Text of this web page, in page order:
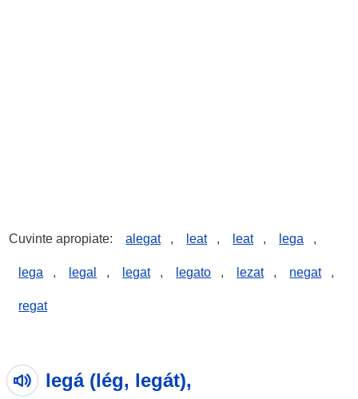
Cuvinte apropiate: alegat , leat , leat , lega ,
lega , legal , legat , legato , lezat , negat ,
regat
legá (lég, legát),